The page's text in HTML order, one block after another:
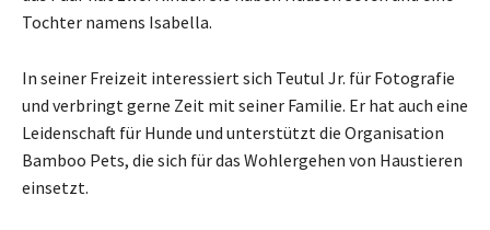
Tochter namens Isabella.
In seiner Freizeit interessiert sich Teutul Jr. für Fotografie
und verbringt gerne Zeit mit seiner Familie. Er hat auch eine
Leidenschaft für Hunde und unterstützt die Organisation
Bamboo Pets, die sich für das Wohlergehen von Haustieren
einsetzt.